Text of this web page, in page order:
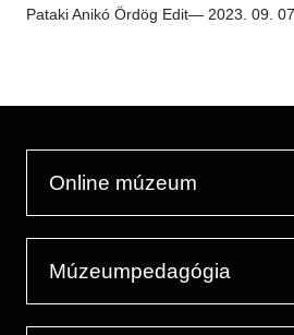
Régészet
Képcsarnok
Központi Könyvtár
Pataki Anikó Ördög Edit— 2023. 09. 07.
Online múzeum
Múzeumpedagógia